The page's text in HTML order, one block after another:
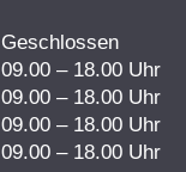
Geschlossen
09.00 – 18.00 Uhr
09.00 – 18.00 Uhr
09.00 – 18.00 Uhr
09.00 – 18.00 Uhr